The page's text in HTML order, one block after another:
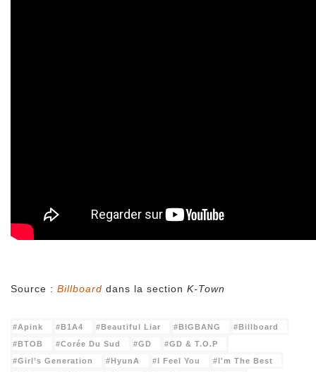
Source : Billboard dans la section K-Town
Apink B1A4 Beautiful Liar BIGBANG
Billboard
BTOB
Corée Du Sud GD
GD & T.O.P
Girl’s Generation
HyunA I Feel You
I'm The Best